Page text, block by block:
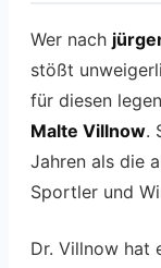
Wer nach
stößt
für diesen
Malte Villnow.
Jahren als die
Sportler und
Dr. Villnow hat